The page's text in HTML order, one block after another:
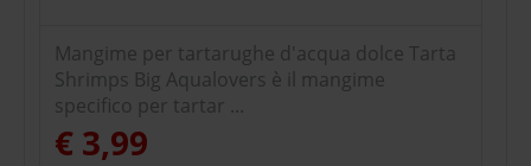
Mangime per tartarughe d'acqua dolce Tarta
Shrimps Big Aqualovers è il mangime
specifico per tartar ...
€ 3,99